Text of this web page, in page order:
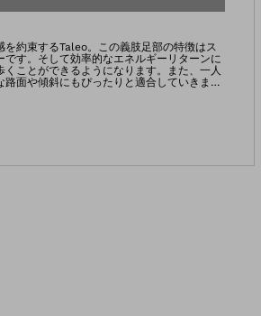
ギャラリー
を約束するTaleo。この義肢足部の特徴はス
です。そして効率的なエネルギーリターンに
くことができるようになります。また、一人
面や傾斜にもぴったりと適合していきま
行していくことができます。